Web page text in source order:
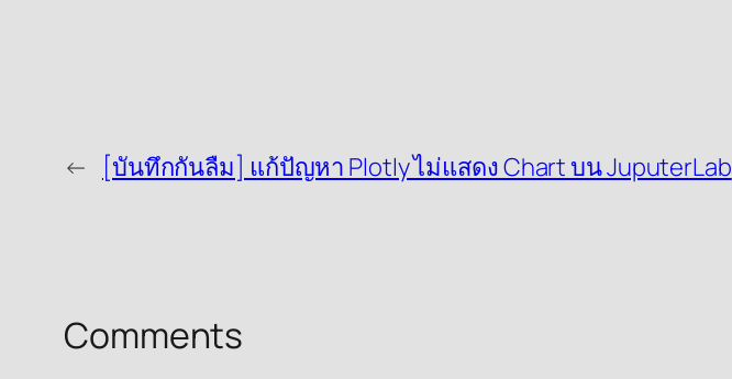
← [บันทึกกันลืม] แก้ปัญหา Plotly ไม่แสดง Chart บน JuputerLab
Comments